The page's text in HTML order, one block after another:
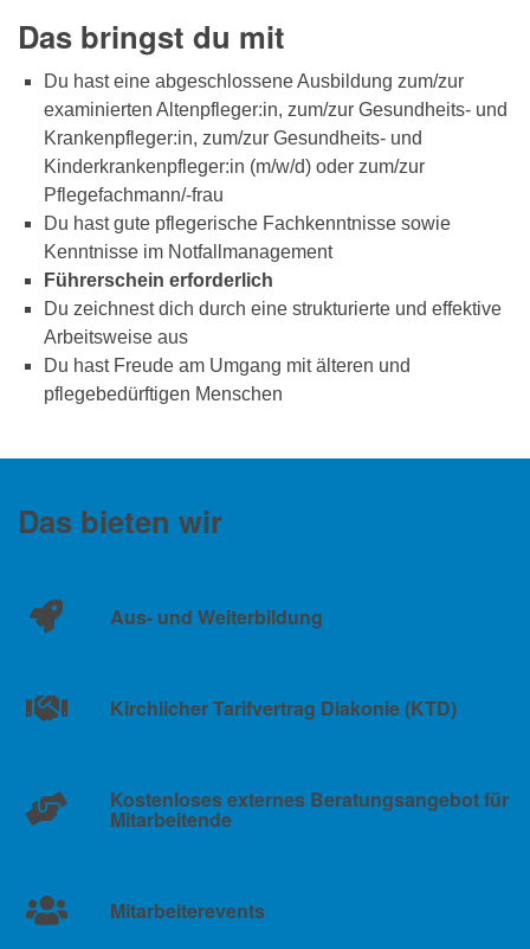
Das bringst du mit
Du hast eine abgeschlossene Ausbildung zum/zur
examinierten Altenpfleger:in, zum/zur Gesundheits- und
Krankenpfleger:in, zum/zur Gesundheits- und
Kinderkrankenpfleger:in (m/w/d) oder zum/zur
Pflegefachmann/-frau
Du hast gute pflegerische Fachkenntnisse sowie
Kenntnisse im Notfallmanagement
Führerschein erforderlich
Du zeichnest dich durch eine strukturierte und effektive
Arbeitsweise aus
Du hast Freude am Umgang mit älteren und
pflegebedürftigen Menschen
Das bieten wir
Aus- und Weiterbildung
Kirchlicher Tarifvertrag Diakonie (KTD)
Kostenloses externes Beratungsangebot für
Mitarbeitende
Mitarbeiterevents